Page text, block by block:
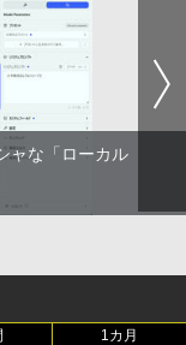
ャな「ローカル
1カ月